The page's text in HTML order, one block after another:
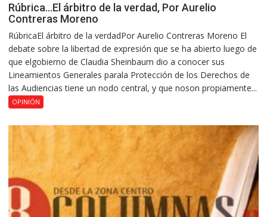
Rúbrica…El árbitro de la verdad, Por Aurelio
Contreras Moreno
RúbricaEl árbitro de la verdadPor Aurelio Contreras Moreno El
debate sobre la libertad de expresión que se ha abierto luego de
que elgobierno de Claudia Sheinbaum dio a conocer sus
Lineamientos Generales parala Protección de los Derechos de
las Audiencias tiene un nodo central, y que noson propiamente...
OPINIÓN